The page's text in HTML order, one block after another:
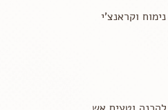
וקראנצ'י